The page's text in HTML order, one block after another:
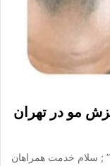
ریزش مو در تهران
; سلام خدمت همراهان